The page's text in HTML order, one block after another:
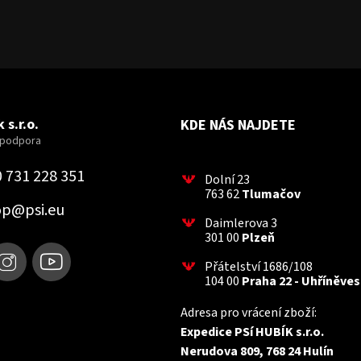
s.r.o.
731 228 351
@psi.eu
KDE NÁS NAJDETE
Dolní 23
763 62Tlumačov
Daimlerova 3
301 00 Plzeň
Přátelství 1686/108
104 00 Praha 22 - Uhříněves
Adresa pro vrácení zboží:
Expedice PSí HUBÍK s.r.o.
Nerudova 809, 768 24 Hulín